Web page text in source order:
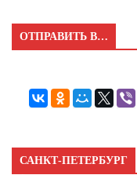
ОТПРАВИТЬ В…
САНКТ-ПЕТЕРБУРГ